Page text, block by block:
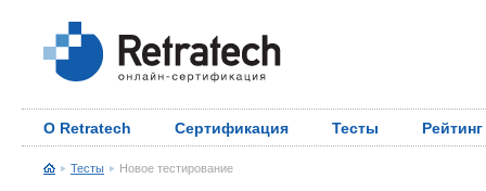
О Retratech Сертификация Тесты Рейтинг
Тесты Новое тестирование